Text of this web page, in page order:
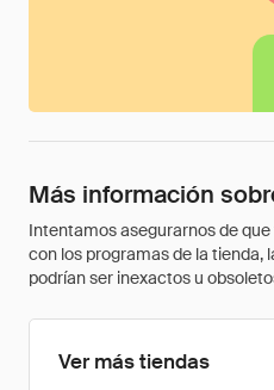
Más información
Intentamos asegurarnos de
con los programas de la tienda,
podrían ser inexactos u
Ver más tiendas